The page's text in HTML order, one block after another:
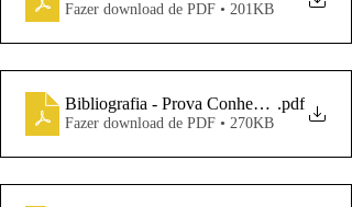
Fazer download de PDF • 201KB
Bibliografia - Prova Conhecimentos
.pdf
Fazer download de PDF • 270KB